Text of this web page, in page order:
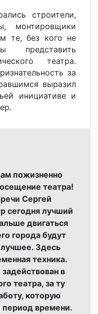
строители,
монтировщики
те, без кого не
театра.
за
выразил
инициативе и
пожизненно
театра!
Сергей
сегодня лучший
двигаться
города будут
Здесь
техника.
в
театра, за ту
которую
период времени.